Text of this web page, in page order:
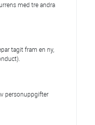
med tre andra
tagit fram en ny,
personuppgifter